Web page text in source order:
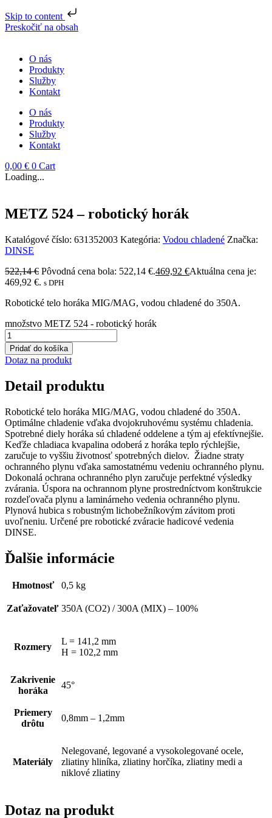
Skip to content
Preskočiť na obsah
O nás
Produkty
Služby
Kontakt
O nás
Produkty
Služby
Kontakt
0,00 € 0 Cart
Loading...
METZ 524 – robotický horák
Katalógové číslo: 631352003 Kategória: Vodou chladené Značka:
DINSE
522,14€ Pôvodná cena bola: 522,14 €.469,92 €Aktuálna cena je:
469,92 €. s DPH
Robotické telo horáka MIG/MAG, vodou chladené do 350A.
množstvo METZ 524 - robotický horák
Pridať do košíka
Dotaz na produkt
Detail produktu
Robotické telo horáka MIG/MAG, vodou chladené do 350A.
Optimálne chladenie vďaka dvojokruhovému systému chladenia.
Spotrebné diely horáka sú chladené oddelene a tým aj efektívnejšie.
Keďže chladiaca kvapalina odoberá z horáka teplo rýchlejšie,
zaručuje to vyššiu životnosť spotrebných dielov. Žiadne straty
ochranného plynu vďaka samostatnému vedeniu ochranného plynu.
Dokonalá ochrana ochranného plyn zaručuje perfektné výsledky
zvárania. Úspora na ochrannom plyne prostredníctvom konštrukcie
rozdeľovača plynu a laminárneho vedenia ochranného plynu.
Plynová hubica s robustným lichobežníkovým závitom proti
uvoľneniu. Určené pre robotické zváracie hadicové vedenia
DINSE.
Ďalšie informácie
Hmotnosť 0,5 kg
Zaťažovateľ 350A (CO2) / 300A (MIX) – 100%
Rozmery
L = 141,2 mm
H = 102,2 mm
Zakrivenie
horáka
45°
Priemery
drôtu
0,8mm – 1,2mm
Materiály
Nelegované, legované a vysokolegované ocele,
zliatiny hliníka, zliatiny horčíka, zliatiny medi a
niklové zliatiny
Dotaz na produkt